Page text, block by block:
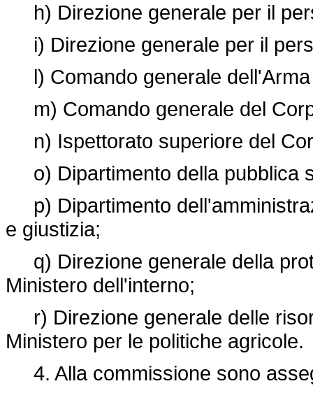
h) Direzione generale per il
i) Direzione generale per il
l) Comando generale dell'Arma
m) Comando generale del
n) Ispettorato superiore del
o) Dipartimento della pubblica
p) Dipartimento
e giustizia;
q) Direzione generale della
Ministero dell'interno;
r) Direzione generale delle
Ministero per le politiche agricole.
4. Alla commissione sono